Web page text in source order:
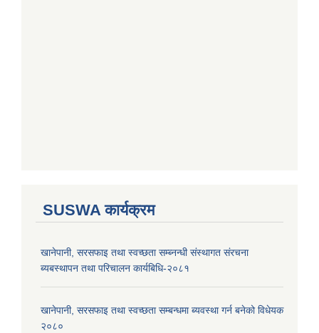
SUSWA कार्यक्रम
खानेपानी, सरसफाइ तथा स्वच्छता सम्ब्नन्धी संस्थागत संरचना
ब्यबस्थापन तथा परिचालन कार्यबिधि-२०८१
खानेपानी, सरसफाइ तथा स्वच्छता सम्बन्धमा ब्यवस्था गर्न बनेको विधेयक
२०८०